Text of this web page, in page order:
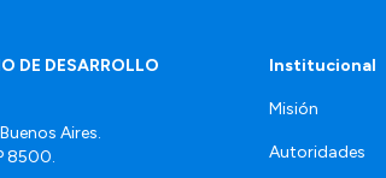
DE DESARROLLO
Aires.
8500.
Institucional
Misión
Autoridades